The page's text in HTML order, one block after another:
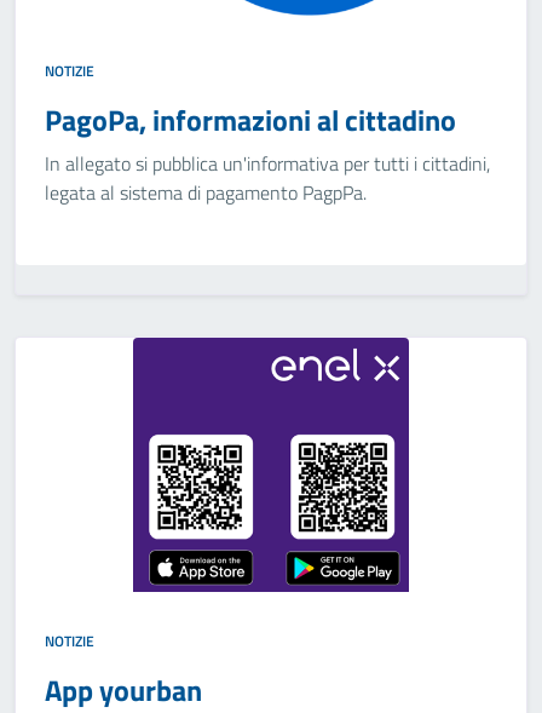
NOTIZIE
PagoPa, informazioni al cittadino
In allegato si pubblica un'informativa per tutti i cittadini,
legata al sistema di pagamento PagpPa.
NOTIZIE
App yourban